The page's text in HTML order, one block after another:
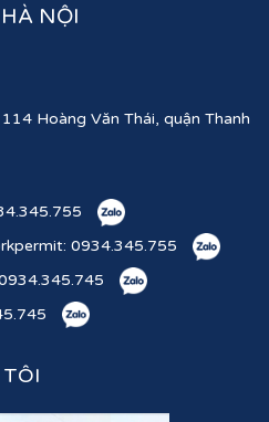
NỘI
Hoàng Văn Thái, quận Thanh
0934.345.755